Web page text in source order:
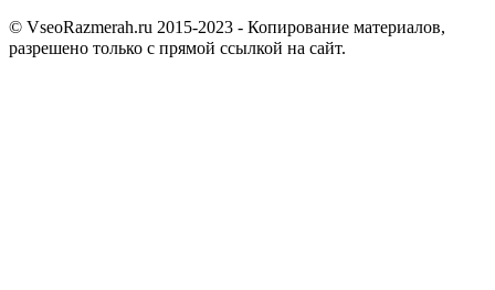
© VseoRazmerah.ru 2015-2023 - Копирование материалов,
разрешено только с прямой ссылкой на сайт.